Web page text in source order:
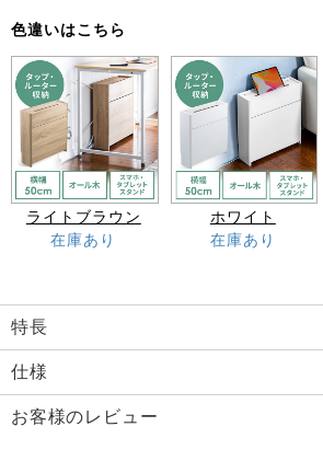
色違いはこちら
ライトブラウン
在庫あり
ホワイト
在庫あり
特長
仕様
お客様のレビュー